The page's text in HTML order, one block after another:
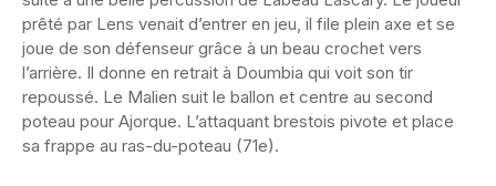
prêté par Lens venait d’entrer en jeu, il file plein axe et se
joue de son défenseur grâce à un beau crochet vers
l’arrière. Il donne en retrait à Doumbia qui voit son tir
repoussé. Le Malien suit le ballon et centre au second
poteau pour Ajorque. L’attaquant brestois pivote et place
sa frappe au ras-du-poteau (71e).